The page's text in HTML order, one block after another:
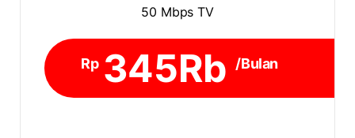
50 Mbps TV
Rp 345Rb /Bulan